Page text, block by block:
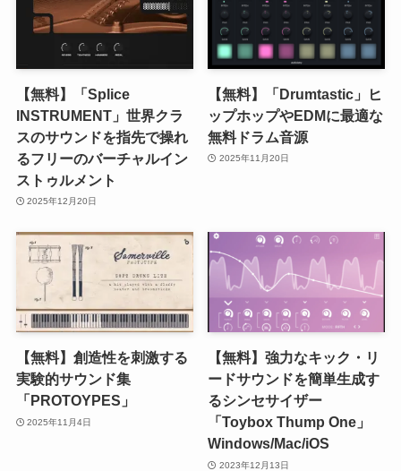
【無料】「Splice
INSTRUMENT」世界クラ
スのサウンドを指先で操れ
るフリーのバーチャルイン
ストゥルメント
2025年12月20日
【無料】「Drumtastic」ヒ
ップホップやEDMに最適な
無料ドラム音源
2025年11月20日
【無料】創造性を刺激する
実験的サウンド集
「PROTOYPES」
2025年11月4日
【無料】強力なキック・リ
ードサウンドを簡単生成す
るシンセサイザー
「Toybox Thump One」
Windows/Mac/iOS
2023年12月13日